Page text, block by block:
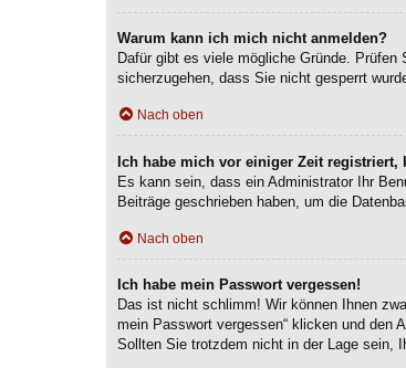
Warum kann ich mich nicht anmelden?
Dafür gibt es viele mögliche Gründe.
sicherzugehen, dass Sie nicht gesperrt
Nach oben
Ich habe mich vor einiger Zeit registriert,
Es kann sein, dass ein Administrator Ihr
Beiträge geschrieben haben, um die
Nach oben
Ich habe mein Passwort vergessen!
Das ist nicht schlimm! Wir können Ihnen
mein Passwort vergessen“ klicken und den
Sollten Sie trotzdem nicht in der Lage sein,